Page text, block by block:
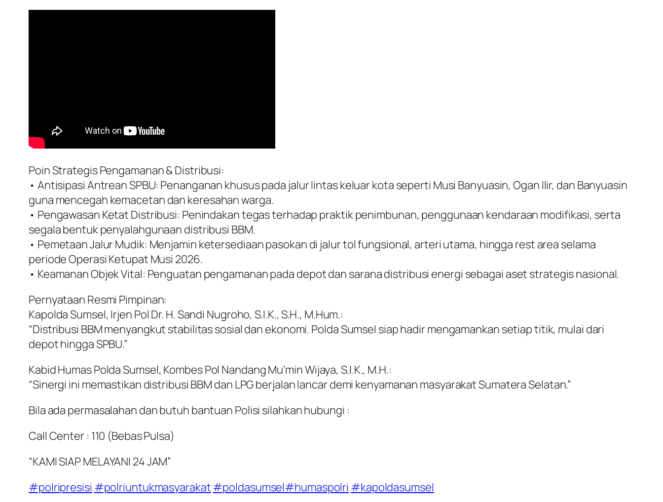
Poin Strategis Pengamanan & Distribusi:
• Antisipasi Antrean SPBU: Penanganan khusus pada jalur lintas keluar kota seperti Musi Banyuasin, Ogan Ilir, dan Banyuasin
guna mencegah kemacetan dan keresahan warga.
• Pengawasan Ketat Distribusi: Penindakan tegas terhadap praktik penimbunan, penggunaan kendaraan modifikasi, serta
segala bentuk penyalahgunaan distribusi BBM.
• Pemetaan Jalur Mudik: Menjamin ketersediaan pasokan di jalur tol fungsional, arteri utama, hingga rest area selama
periode Operasi Ketupat Musi 2026.
• Keamanan Objek Vital: Penguatan pengamanan pada depot dan sarana distribusi energi sebagai aset strategis nasional.
Pernyataan Resmi Pimpinan:
Kapolda Sumsel, Irjen Pol Dr. H. Sandi Nugroho, S.I.K., S.H., M.Hum.:
“Distribusi BBM menyangkut stabilitas sosial dan ekonomi. Polda Sumsel siap hadir mengamankan setiap titik, mulai dari
depot hingga SPBU.”
Kabid Humas Polda Sumsel, Kombes Pol Nandang Mu’min Wijaya, S.I.K., M.H.:
“Sinergi ini memastikan distribusi BBM dan LPG berjalan lancar demi kenyamanan masyarakat Sumatera Selatan.”
Bila ada permasalahan dan butuh bantuan Polisi silahkan hubungi :
Call Center : 110 (Bebas Pulsa)
“KAMI SIAP MELAYANI 24 JAM”
#polripresisi #polriuntukmasyarakat#poldasumsel#humaspolri #kapoldasumsel